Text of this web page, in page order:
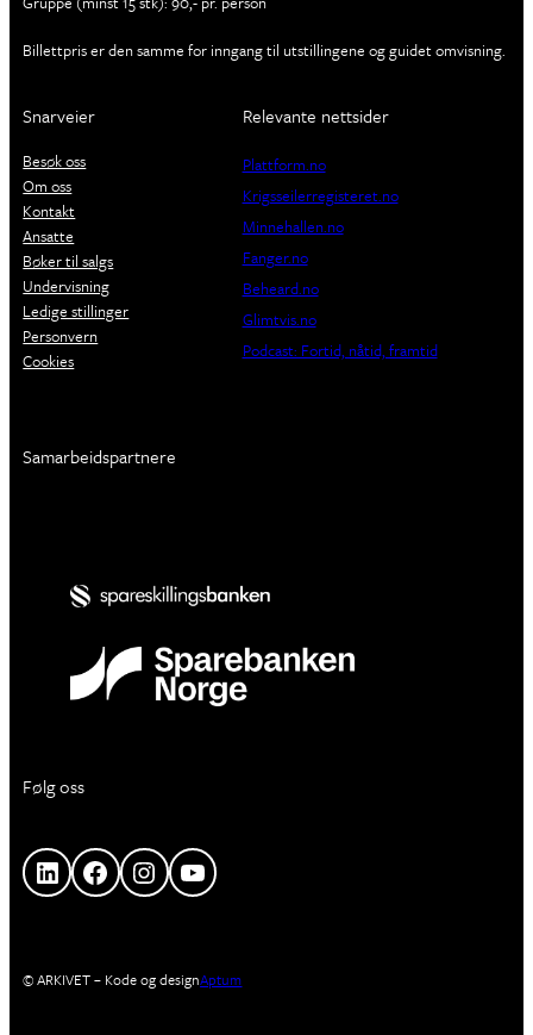
Billettpris er den samme for inngang til utstillingene og guidet omvisning.
Snarveier
Besøk oss
Om oss
Kontakt
Ansatte
Bøker til salgs
Undervisning
Ledige stillinger
Personvern
Cookies
Relevante nettsider
Plattform.no
Krigsseilerregisteret.no
Minnehallen.no
Fanger.no
Beheard.no
Glimtvis.no
Podcast: Fortid, nåtid, framtid
Samarbeidspartnere
Følg oss
LinkedIn Facebook Instagram YouTube
© ARKIVET – Kode og designAptum